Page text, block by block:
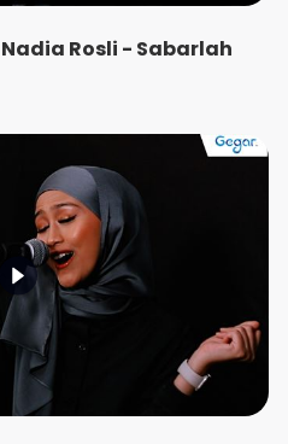
Nadia Rosli - Sabarlah